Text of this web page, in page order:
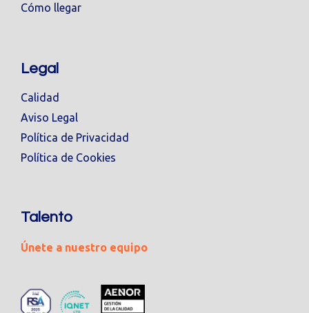
Cómo llegar
Legal
Calidad
Aviso Legal
Política de Privacidad
Política de Cookies
Talento
Únete a nuestro equipo